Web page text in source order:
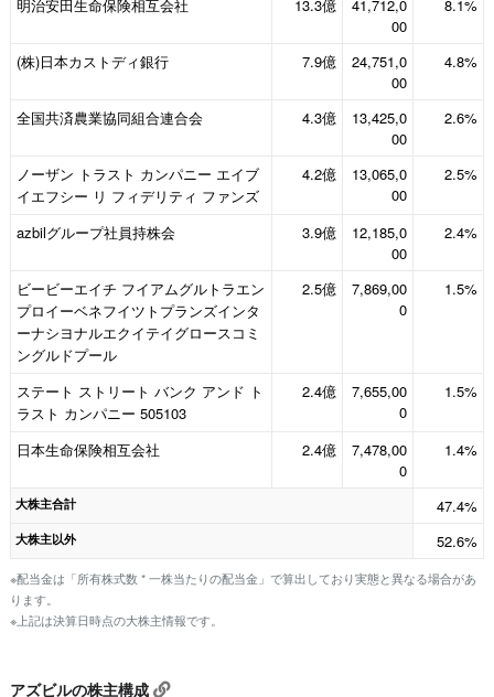
明治安田生命保険相互会社 13.3億
41,712,0
00
8.1%
(株)日本カストディ銀行 7.9億
24,751,0
00
4.8%
全国共済農業協同組合連合会 4.3億
13,425,0
00
2.6%
ノーザン トラスト カンパニー エイブ
イエフシー リ フィデリティ ファンズ
4.2億
13,065,0
00
2.5%
azbilグループ社員持株会 3.9億
12,185,0
00
2.4%
ビービーエイチ フイアムグルトラエン
プロイーベネフイツトプランズインタ
ーナシヨナルエクイテイグロースコミ
ングルドプール
2.5億
7,869,00
0
1.5%
ステート ストリート バンク アンド ト
ラスト カンパニー 505103
2.4億
7,655,00
0
1.5%
日本生命保険相互会社 2.4億
7,478,00
0
1.4%
大株主合計 47.4%
大株主以外 52.6%
※配当金は「所有株式数 * 一株当たりの配当金」で算出しており実態と異なる場合があ
ります。
※上記は決算日時点の大株主情報です。
アズビルの株主構成